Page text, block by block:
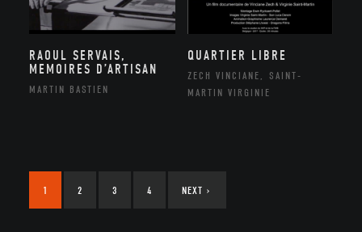
RAOUL SERVAIS,
MEMOIRES D’ARTISAN
MARTIN BASTIEN
QUARTIER LIBRE
ZECH VINCIANE, SAINT-
MARTIN VIRGINIE
1 2 3 4 NEXT ›